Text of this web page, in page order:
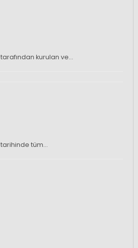
tarafından kurulan ve…
tarihinde tüm…